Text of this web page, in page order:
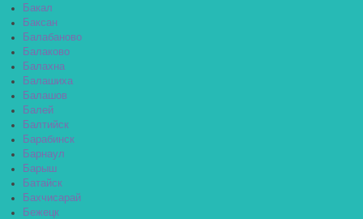
Бакал
Баксан
Балабаново
Балаково
Балахна
Балашиха
Балашов
Балей
Балтийск
Барабинск
Барнаул
Барыш
Батайск
Бахчисарай
Бежецк